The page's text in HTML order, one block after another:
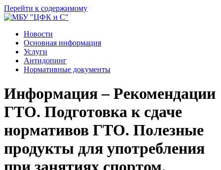
Перейти к содержимому
Новости
Основная информация
Услуги
Антидопинг
Нормативные документы
Информация – Рекомендации
ГТО. Подготовка к сдаче
нормативов ГТО. Полезные
продукты для употребления